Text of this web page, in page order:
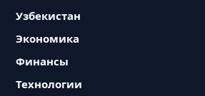
Узбекистан
Экономика
Финансы
Технологии